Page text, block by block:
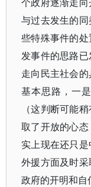
与过去发生的
些特殊事件的
发事件的思路
走向民主社会
基本思路，一
（这判断可能
取了开放的心
实上现在还只
外援方面及时
政府的开明和自